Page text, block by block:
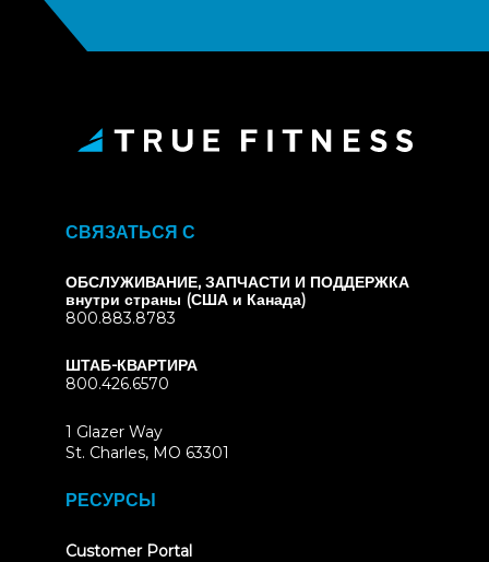
СВЯЗАТЬСЯ С
ОБСЛУЖИВАНИЕ, ЗАПЧАСТИ И ПОДДЕРЖКА
внутри страны (США и Канада)
800.883.8783
ШТАБ-КВАРТИРА
800.426.6570
1 Glazer Way
St. Charles, MO 63301
РЕСУРСЫ
Customer Portal(opens